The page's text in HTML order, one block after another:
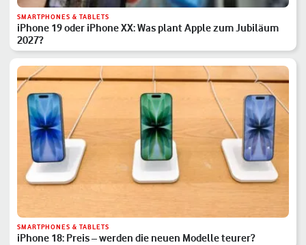
SMARTPHONES & TABLETS
iPhone 19 oder iPhone XX: Was plant Apple zum Jubiläum
2027?
SMARTPHONES & TABLETS
iPhone 18: Preis – werden die neuen Modelle teurer?